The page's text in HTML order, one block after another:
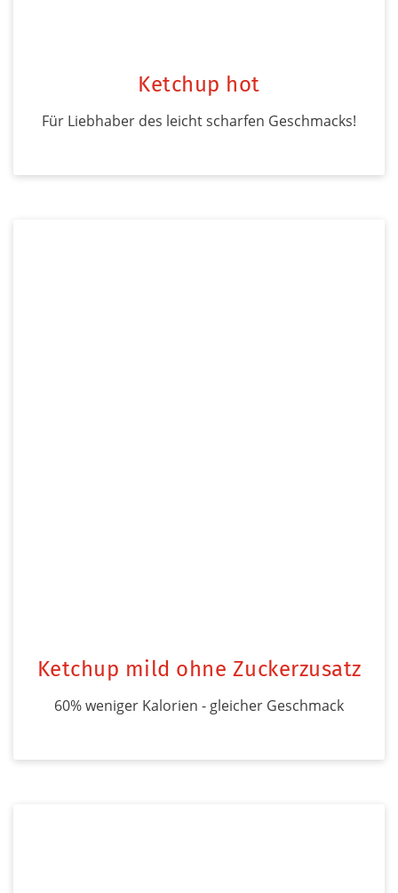
Ketchup hot
Für Liebhaber des leicht scharfen Geschmacks!
Ketchup mild ohne Zuckerzusatz
60% weniger Kalorien - gleicher Geschmack